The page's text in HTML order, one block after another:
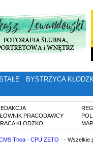
BYSTRZYCA
PRACODAWCY
KŁODZKO
Thea · CPU ZETO · - Wszelkie